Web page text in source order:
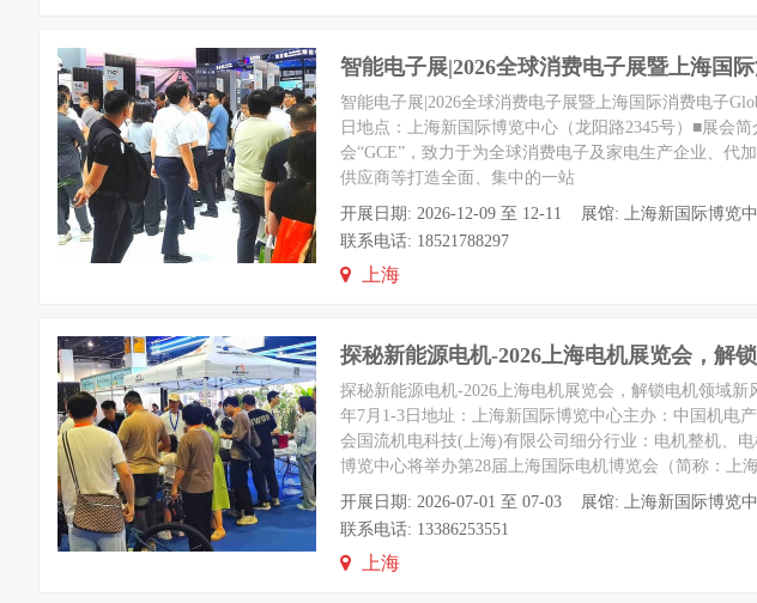
智能电子展|2026全球消费电子展暨上海国
智能电子展|2026全球消费电子展暨上海国际消费电子
日地点：上海新国际博览中心（龙阳路2345号）■展会
会“GCE”，致力于为全球消费电子及家电生产企业、代
供应商等打造全面、集中的一站
开展日期: 2026-12-09 至 12-11 展馆: 上海新国际博览
联系电话: 18521788297
上海
探秘新能源电机-2026上海电机展览会，解
探秘新能源电机-2026上海电机展览会，解锁电机领域
年7月1-3日地址：上海新国际博览中心主办：中国机电
会国流机电科技(上海)有限公司细分行业：电机整机、
博览中心将举办第28届上海国际电机博览会（简称：上
开展日期: 2026-07-01 至 07-03 展馆: 上海新国际博览
联系电话: 13386253551
上海